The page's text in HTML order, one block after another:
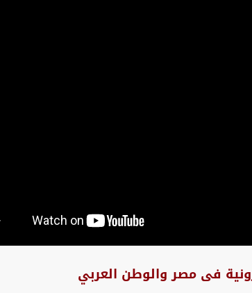
فى مصر والوطن العربي